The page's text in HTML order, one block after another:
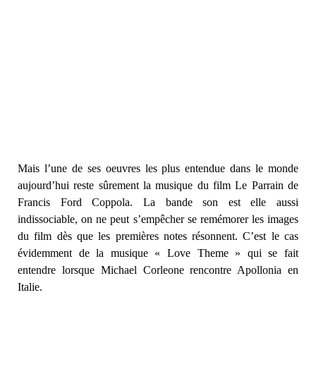
Mais l’une de ses oeuvres les plus entendue dans le monde
aujourd’hui reste sûrement la musique du film Le Parrain de
Francis Ford Coppola. La bande son est elle aussi
indissociable, on ne peut s’empêcher se remémorer les images
du film dès que les premières notes résonnent. C’est le cas
évidemment de la musique « Love Theme » qui se fait
entendre lorsque Michael Corleone rencontre Apollonia en
Italie.